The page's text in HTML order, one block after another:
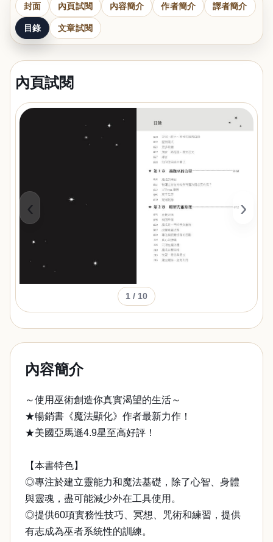
封面 內頁試閱 內容簡介 作者簡介 譯者簡介
目錄 文章試閱
內頁試閱
‹ ›
1 / 10
內容簡介
～使用巫術創造你真實渴望的生活～
★暢銷書《魔法顯化》作者最新力作！
★美國亞馬遜4.9星至高好評！
【本書特色】
◎專注於建立靈能力和魔法基礎，除了心智、身體
與靈魂，盡可能減少外在工具使用。
◎提供60項實務性技巧、冥想、咒術和練習，提供
有志成為巫者系統性的訓練。